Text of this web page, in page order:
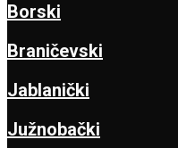
Borski
Braničevski
Jablanički
Južnobački